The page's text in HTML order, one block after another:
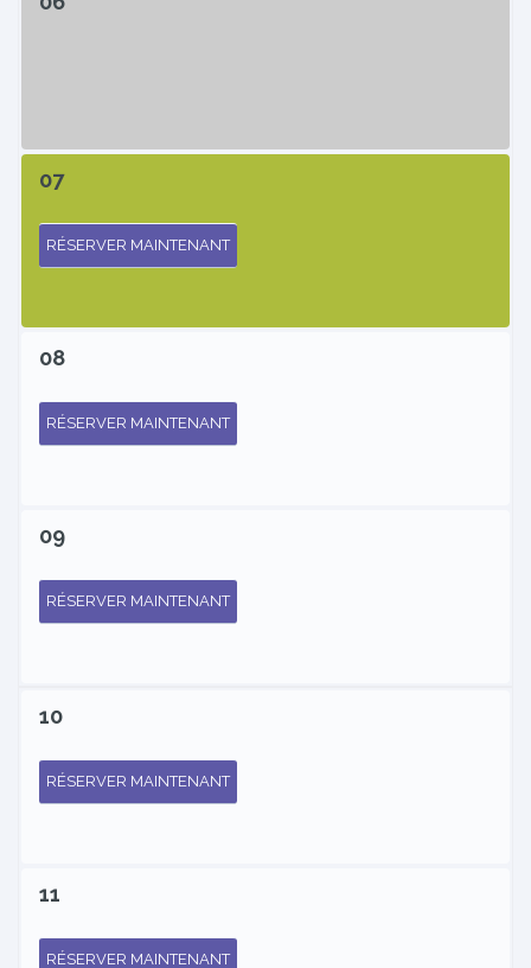
07
RÉSERVER MAINTENANT
08
RÉSERVER MAINTENANT
09
RÉSERVER MAINTENANT
10
RÉSERVER MAINTENANT
11
RÉSERVER MAINTENANT